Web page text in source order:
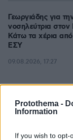
Protothema -
Information
If you wish to
Γεωργιάδης για
νοσηλεύτρια
Κάτω τα χέρια
ΕΣΥ
09.08.2026, 17:27
Χούθι, το «άλυτο
Μέσης Ανατολής:
σταματήσουν